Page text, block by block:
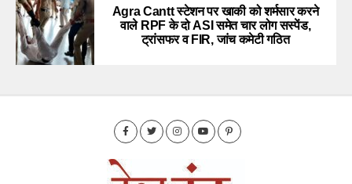
Agra Cantt स्टेशन पर खाकी को शर्मसार करने
वाले RPF के दो ASI समेत चार लोग सस्पेंड,
ट्रांसफर व FIR, जांच कमेटी गठित